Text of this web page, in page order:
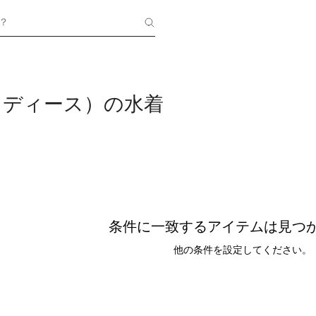
ィース）の水着
条件に一致するアイテムは見つ
他の条件を設定してください。